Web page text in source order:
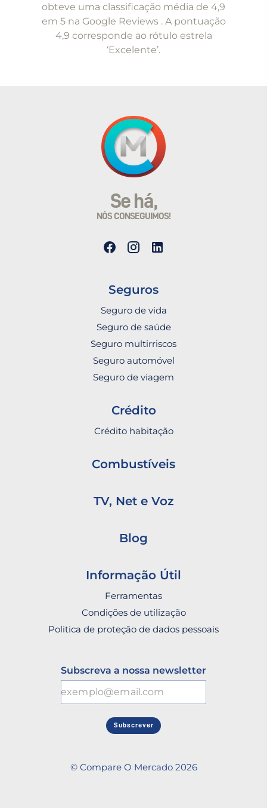
obteve uma classificação média de 4,9
em 5 na Google Reviews . A pontuação
4,9 corresponde ao rótulo estrela
‘Excelente’.
Se há,
NÓS CONSEGUIMOS!
Seguros
Seguro de vida
Seguro de saúde
Seguro multirriscos
Seguro automóvel
Seguro de viagem
Crédito
Crédito habitação
Combustíveis
TV, Net e Voz
Blog
Informação Útil
Ferramentas
Condições de utilização
Politica de proteção de dados pessoais
Subscreva a nossa newsletter
Subscrever
© Compare O Mercado 2026